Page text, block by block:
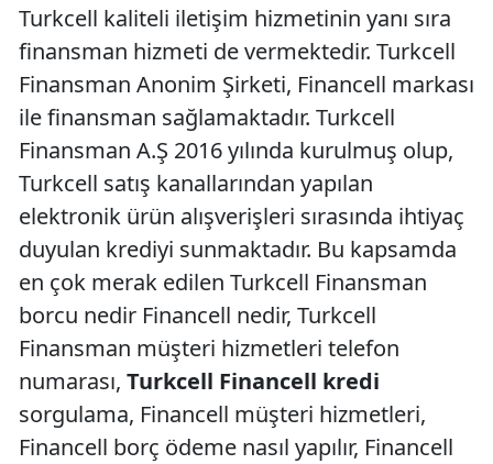
Turkcell kaliteli iletişim hizmetinin yanı sıra
finansman hizmeti de vermektedir. Turkcell
Finansman Anonim Şirketi, Financell markası
ile finansman sağlamaktadır. Turkcell
Finansman A.Ş 2016 yılında kurulmuş olup,
Turkcell satış kanallarından yapılan
elektronik ürün alışverişleri sırasında ihtiyaç
duyulan krediyi sunmaktadır. Bu kapsamda
en çok merak edilen Turkcell Finansman
borcu nedir Financell nedir, Turkcell
Finansman müşteri hizmetleri telefon
numarası, Turkcell Financell kredi
sorgulama, Financell müşteri hizmetleri,
Financell borç ödeme nasıl yapılır, Financell